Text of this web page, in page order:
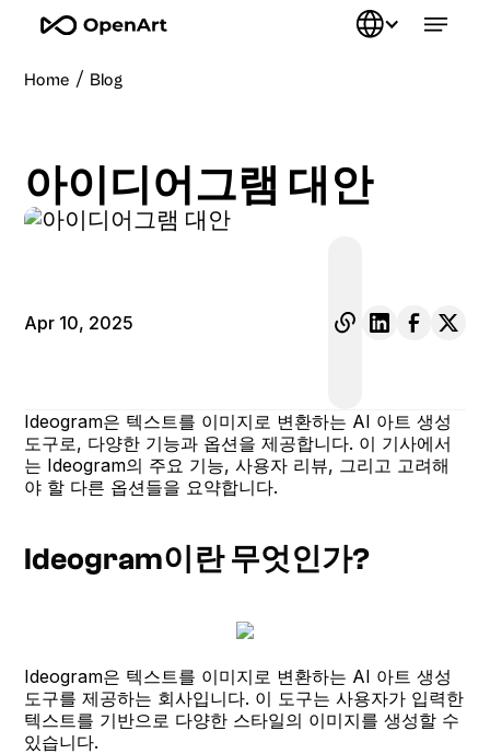
Home / Blog
아이디어그램 대안
Apr 10, 2025
Ideogram은 텍스트를 이미지로 변환하는 AI 아트 생성
도구로, 다양한 기능과 옵션을 제공합니다. 이 기사에서
는 Ideogram의 주요 기능, 사용자 리뷰, 그리고 고려해
야 할 다른 옵션들을 요약합니다.
Ideogram이란 무엇인가?
Ideogram은 텍스트를 이미지로 변환하는 AI 아트 생성
도구를 제공하는 회사입니다. 이 도구는 사용자가 입력한
텍스트를 기반으로 다양한 스타일의 이미지를 생성할 수
있습니다.